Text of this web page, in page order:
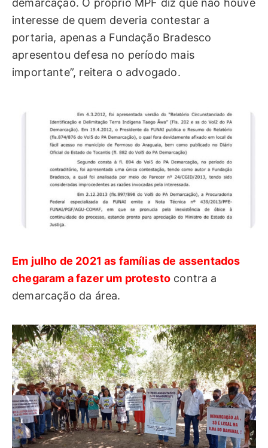
demarcação. O próprio MPF diz que não houve
interesse de quem deveria contestar a
portaria, apenas a Fundação Bradesco
apresentou defesa no período mais
importante”, reitera o advogado.
Em julho de 2021 as famílias de assentados
chegaram a fazer um protesto contra a
demarcação da área.